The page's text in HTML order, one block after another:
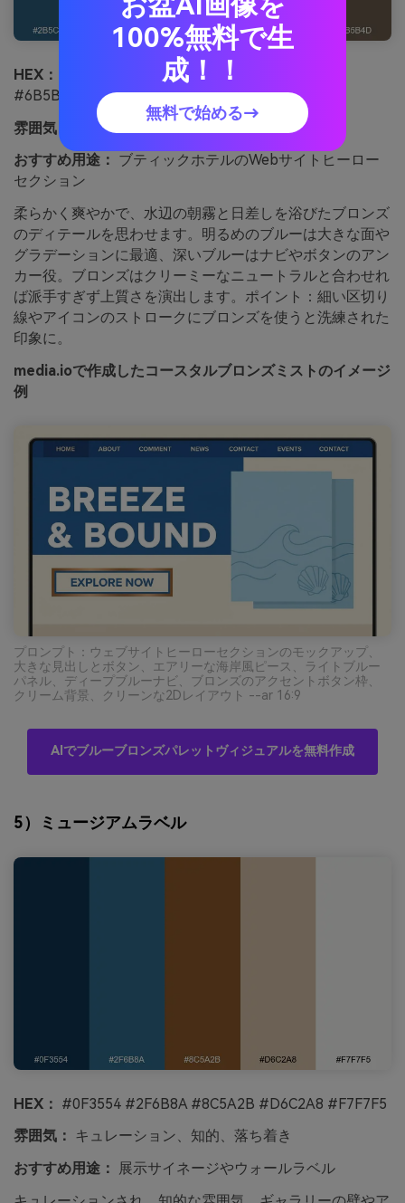
HEX：
#2B5C7C #5FA3B5 #B07C43 #F2E7D8
#6B5B4D
雰囲気：
柔らかい、さわやか、エレガント
おすすめ用途： ブティックホテルのWebサイトヒーロー
セクション
柔らかく爽やかで、水辺の朝霧と日差しを浴びたブロンズ
のディテールを思わせます。明るめのブルーは大きな面や
グラデーションに最適、深いブルーはナビやボタンのアン
カー役。ブロンズはクリーミーなニュートラルと合わせれ
ば派手すぎず上質さを演出します。ポイント：細い区切り
線やアイコンのストロークにブロンズを使うと洗練された
印象に。
media.ioで作成したコースタルブロンズミストのイメージ
例
プロンプト：ウェブサイトヒーローセクションのモックアップ、
大きな見出しとボタン、エアリーな海岸風ピース、ライトブルー
パネル、ディープブルーナビ、ブロンズのアクセントボタン枠、
クリーム背景、クリーンな2Dレイアウト --ar 16:9
AIでブルーブロンズパレットヴィジュアルを無料作成
5）ミュージアムラベル
HEX： #0F3554 #2F6B8A #8C5A2B #D6C2A8 #F7F7F5
雰囲気： キュレーション、知的、落ち着き
おすすめ用途：
展示サイネージやウォールラベル
100%無料で生
成！！
無料で始める→